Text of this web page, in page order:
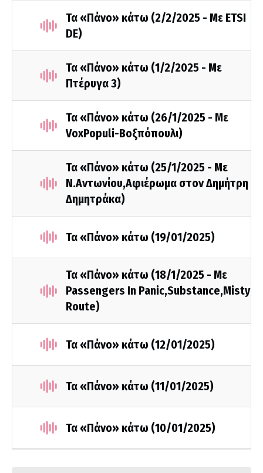
Τα «Πάνο» κάτω (2/2/2025 - Με ETSI
DE)
Τα «Πάνο» κάτω (1/2/2025 - Με
Πτέρυγα 3)
Τα «Πάνο» κάτω (26/1/2025 - Με
VoxPopuli-Βοξπόπουλι)
Τα «Πάνο» κάτω (25/1/2025 - Με
Ν.Αντωνίου,Αφιέρωμα στον Δημήτρη
Δημητράκα)
Τα «Πάνο» κάτω (19/01/2025)
Τα «Πάνο» κάτω (18/1/2025 - Με
Passengers In Panic,Substance,Misty
Route)
Τα «Πάνο» κάτω (12/01/2025)
Τα «Πάνο» κάτω (11/01/2025)
Τα «Πάνο» κάτω (10/01/2025)